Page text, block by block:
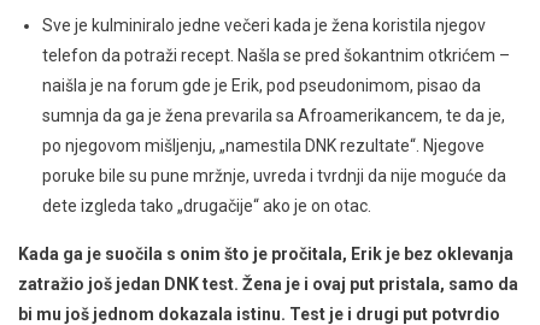
Sve je kulminiralo jedne večeri kada je žena koristila njegov
telefon da potraži recept. Našla se pred šokantnim otkrićem –
naišla je na forum gde je Erik, pod pseudonimom, pisao da
sumnja da ga je žena prevarila sa Afroamerikancem, te da je,
po njegovom mišljenju, „namestila DNK rezultate“. Njegove
poruke bile su pune mržnje, uvreda i tvrdnji da nije moguće da
dete izgleda tako „drugačije“ ako je on otac.
Kada ga je suočila s onim što je pročitala, Erik je bez oklevanja
zatražio još jedan DNK test. Žena je i ovaj put pristala, samo da
bi mu još jednom dokazala istinu. Test je i drugi put potvrdio